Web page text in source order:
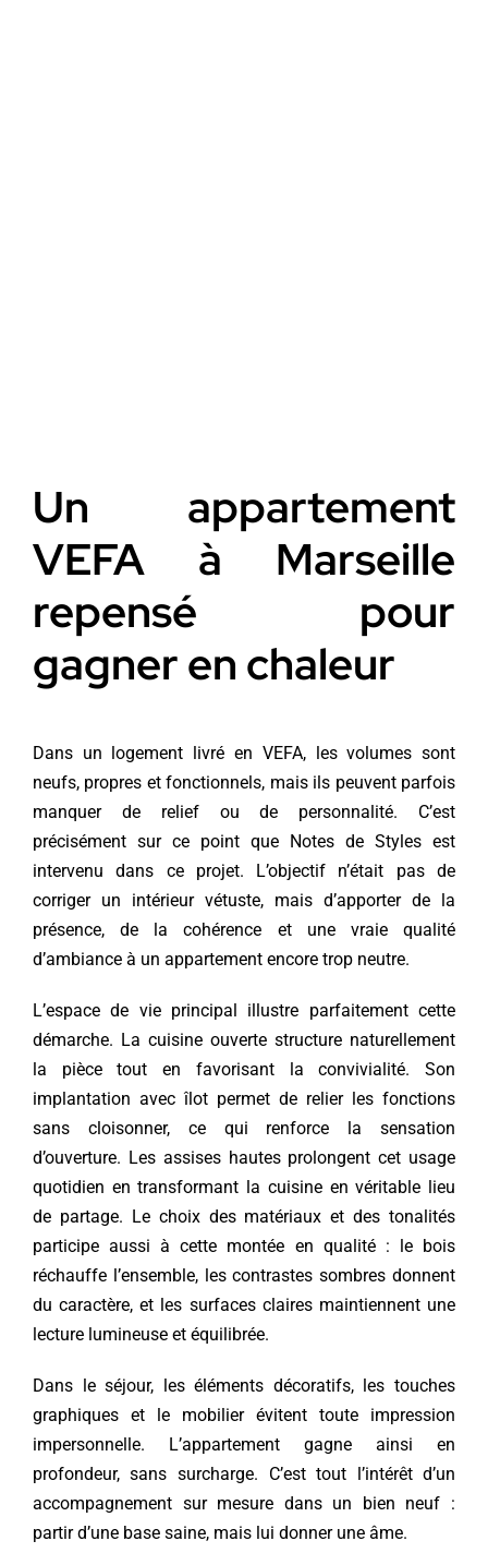
Un appartement
VEFA à Marseille
repensé pour
gagner en chaleur
Dans un logement livré en VEFA, les volumes sont
neufs, propres et fonctionnels, mais ils peuvent parfois
manquer de relief ou de personnalité. C’est
précisément sur ce point que Notes de Styles est
intervenu dans ce projet. L’objectif n’était pas de
corriger un intérieur vétuste, mais d’apporter de la
présence, de la cohérence et une vraie qualité
d’ambiance à un appartement encore trop neutre.
L’espace de vie principal illustre parfaitement cette
démarche. La cuisine ouverte structure naturellement
la pièce tout en favorisant la convivialité. Son
implantation avec îlot permet de relier les fonctions
sans cloisonner, ce qui renforce la sensation
d’ouverture. Les assises hautes prolongent cet usage
quotidien en transformant la cuisine en véritable lieu
de partage. Le choix des matériaux et des tonalités
participe aussi à cette montée en qualité : le bois
réchauffe l’ensemble, les contrastes sombres donnent
du caractère, et les surfaces claires maintiennent une
lecture lumineuse et équilibrée.
Dans le séjour, les éléments décoratifs, les touches
graphiques et le mobilier évitent toute impression
impersonnelle. L’appartement gagne ainsi en
profondeur, sans surcharge. C’est tout l’intérêt d’un
accompagnement sur mesure dans un bien neuf :
partir d’une base saine, mais lui donner une âme.